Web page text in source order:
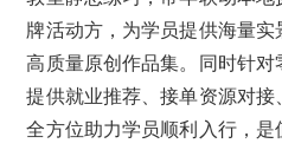
牌活动方，为学员提供海量
高质量原创作品集。同时针对
提供就业推荐、接单资源对接
全方位助力学员顺利入行，